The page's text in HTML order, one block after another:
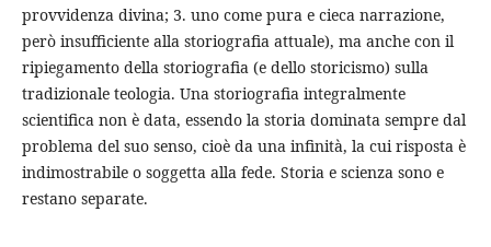
provvidenza divina; 3. uno come pura e cieca narrazione,
però insufficiente alla storiografia attuale), ma anche con il
ripiegamento della storiografia (e dello storicismo) sulla
tradizionale teologia. Una storiografia integralmente
scientifica non è data, essendo la storia dominata sempre dal
problema del suo senso, cioè da una infinità, la cui risposta è
indimostrabile o soggetta alla fede. Storia e scienza sono e
restano separate.